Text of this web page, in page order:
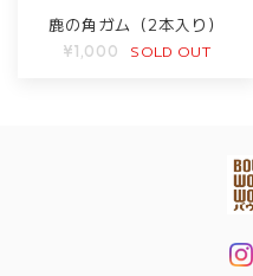
鹿の角ガム（2本入り）
¥1,000 SOLD OUT